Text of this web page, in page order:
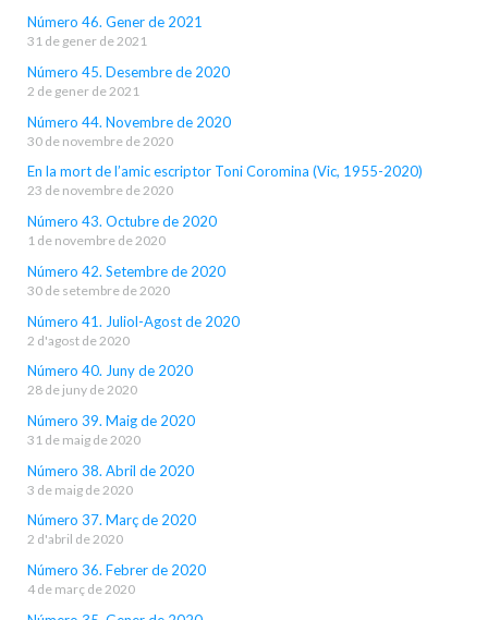
Número 46. Gener de 2021
31 de gener de 2021
Número 45. Desembre de 2020
2 de gener de 2021
Número 44. Novembre de 2020
30 de novembre de 2020
En la mort de l’amic escriptor Toni Coromina (Vic, 1955-2020)
23 de novembre de 2020
Número 43. Octubre de 2020
1 de novembre de 2020
Número 42. Setembre de 2020
30 de setembre de 2020
Número 41. Juliol-Agost de 2020
2 d'agost de 2020
Número 40. Juny de 2020
28 de juny de 2020
Número 39. Maig de 2020
31 de maig de 2020
Número 38. Abril de 2020
3 de maig de 2020
Número 37. Març de 2020
2 d'abril de 2020
Número 36. Febrer de 2020
4 de març de 2020